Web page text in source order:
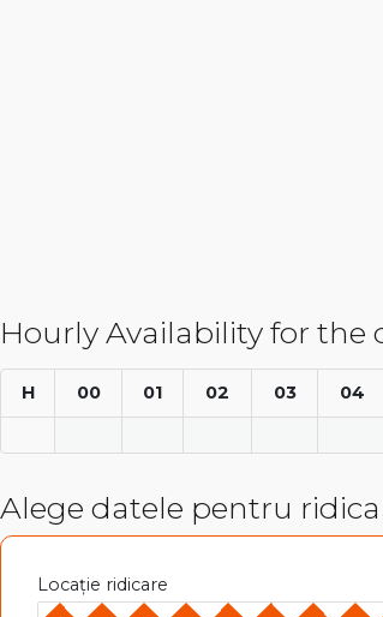
Hourly Availability for the
H 00 01 02 03 04
Alege datele pentru
Locație ridicare